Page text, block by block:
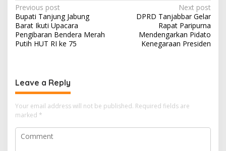
Post
navigation
Previous post
Bupati Tanjung Jabung
Barat Ikuti Upacara
Pengibaran Bendera Merah
Putih HUT RI ke 75
Next post
DPRD Tanjabbar Gelar
Rapat Paripurna
Mendengarkan Pidato
Kenegaraan Presiden
Leave a Reply
Your email address will not be published. Required fields are
marked *